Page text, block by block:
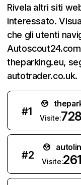
Rivela altri siti
interessato.
che gli utenti
theparking.eu,
autotrader.co.uk.
#1
Visite:
#2
Visite: